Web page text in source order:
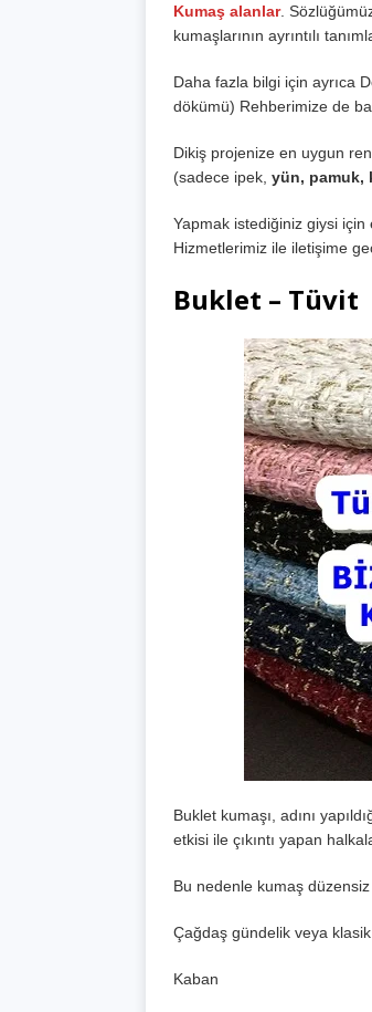
Kumaş alanlar.
kumaşlarının ayrıntılı
Daha fazla bilgi için ayrıca
dökümü) Rehberimize de
Dikiş projenize en uygun
(sadece ipek, yün, pamuk,
Yapmak istediğiniz giysi
Hizmetlerimiz ile iletişime
Buklet – Tüvit
Buklet kumaşı, adını
etkisi ile çıkıntı yapan
Bu nedenle kumaş
Çağdaş gündelik veya
Kaban